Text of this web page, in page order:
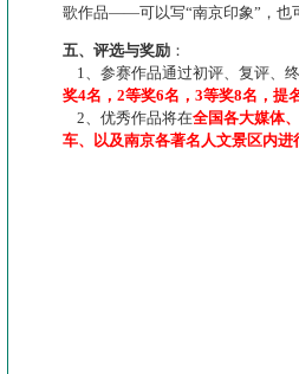
歌作品——可以写“南京印象”，也
五、评选与奖励 ：
1、参赛作品通过初评、复评、
奖4名，2等奖6名，3等奖8名，提
2、优秀作品将在全国各大媒体
车、以及南京各著名人文景区内进